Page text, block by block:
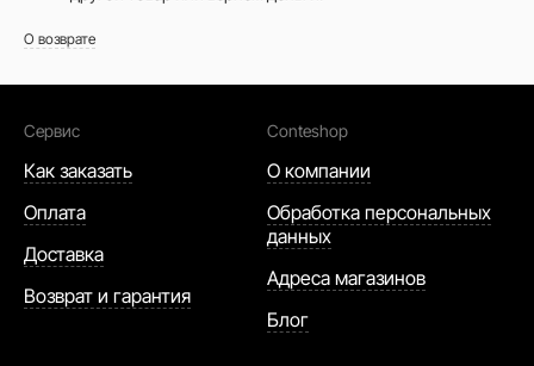
О возврате
Сервис
Как заказать
Оплата
Доставка
Возврат и гарантия
Conteshop
О компании
Обработка персональных
данных
Адреса магазинов
Блог